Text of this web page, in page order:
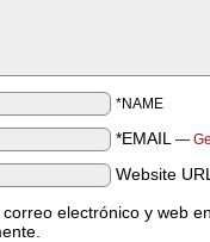
*NAME
*EMAIL —
Website
electrónico y web